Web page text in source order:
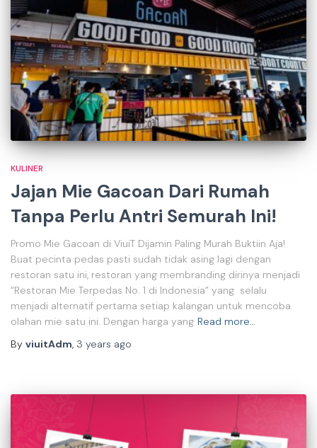
KULINER
Jajan Mie Gacoan Dari Rumah
Tanpa Perlu Antri Semurah Ini!
Promo Mie Gacoan di ViuiT Dijamin Paling Murah Buktiin Aja!
Buat pecinta pedas pasti sudah tidak asing lagi dengan
restoran satu ini, restoran yang membranding dirinya menjadi
“Restoran Mie Terpedas No. 1 di Indonesia” yang selalu
menjadi alternatif pertama setiap kalangan untuk mencoba
olahan mie satu ini. Dengan harga yang Read more…
By viuitAdm, 3 years ago